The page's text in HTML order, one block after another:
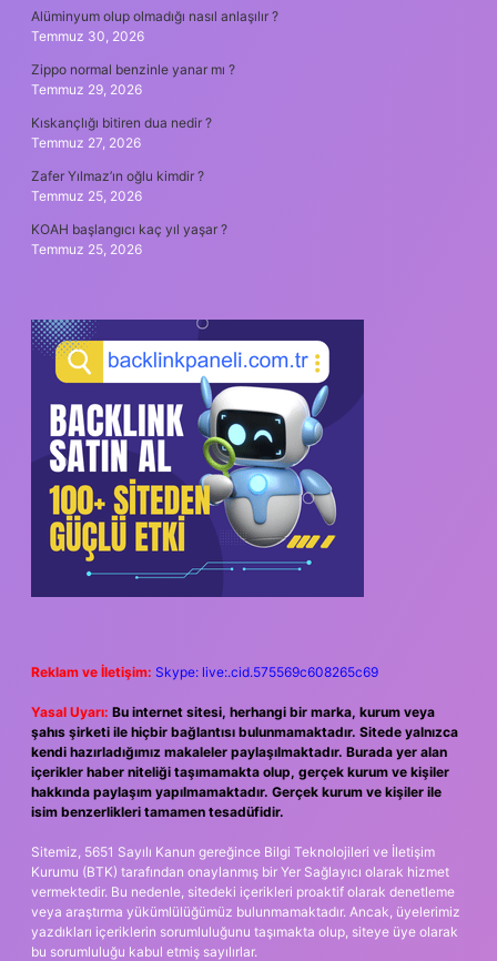
Alüminyum olup olmadığı nasıl anlaşılır ?
Temmuz 30, 2026
Zippo normal benzinle yanar mı ?
Temmuz 29, 2026
Kıskançlığı bitiren dua nedir ?
Temmuz 27, 2026
Zafer Yılmaz’ın oğlu kimdir ?
Temmuz 25, 2026
KOAH başlangıcı kaç yıl yaşar ?
Temmuz 25, 2026
Reklam ve İletişim: Skype: live:.cid.575569c608265c69
Yasal Uyarı: Bu internet sitesi, herhangi bir marka, kurum veya
şahıs şirketi ile hiçbir bağlantısı bulunmamaktadır. Sitede yalnızca
kendi hazırladığımız makaleler paylaşılmaktadır. Burada yer alan
içerikler haber niteliği taşımamakta olup, gerçek kurum ve kişiler
hakkında paylaşım yapılmamaktadır. Gerçek kurum ve kişiler ile
isim benzerlikleri tamamen tesadüfidir.
Sitemiz, 5651 Sayılı Kanun gereğince Bilgi Teknolojileri ve İletişim
Kurumu (BTK) tarafından onaylanmış bir Yer Sağlayıcı olarak hizmet
vermektedir. Bu nedenle, sitedeki içerikleri proaktif olarak denetleme
veya araştırma yükümlülüğümüz bulunmamaktadır. Ancak, üyelerimiz
yazdıkları içeriklerin sorumluluğunu taşımakta olup, siteye üye olarak
bu sorumluluğu kabul etmiş sayılırlar.